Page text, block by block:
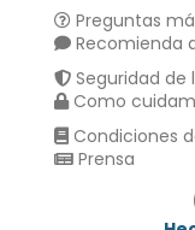
Preguntas
Recomienda
Seguridad
Como
Condiciones
Prensa